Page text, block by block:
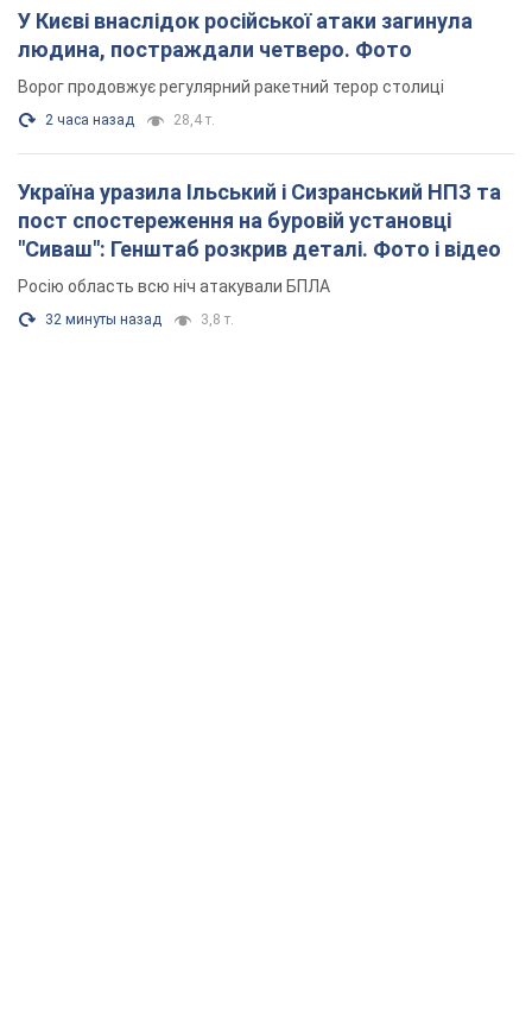
У Києві внаслідок російської атаки загинула
людина, постраждали четверо. Фото
Ворог продовжує регулярний ракетний терор столиці
2 часа назад 28,4 т.
Україна уразила Ільський і Сизранський НПЗ та
пост спостереження на буровій установці
"Сиваш": Генштаб розкрив деталі. Фото і відео
Росію область всю ніч атакували БПЛА
32 минуты назад 3,8 т.